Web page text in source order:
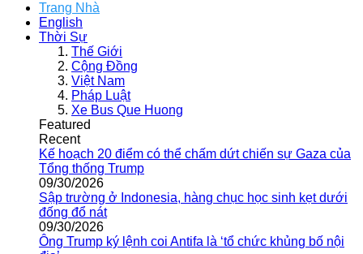
Trang Nhà
English
Thời Sự
Thế Giới
Cộng Đồng
Việt Nam
Pháp Luật
Xe Bus Que Huong
Featured
Recent
Kế hoạch 20 điểm có thể chấm dứt chiến sự Gaza của
Tổng thống Trump
09/30/2026
Sập trường ở Indonesia, hàng chục học sinh kẹt dưới
đống đổ nát
09/30/2026
Ông Trump ký lệnh coi Antifa là ‘tổ chức khủng bố nội